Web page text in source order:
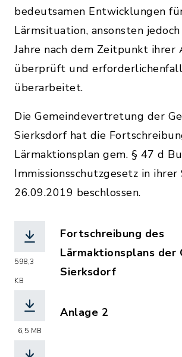
bedeutsamen Entwicklungen
Lärmsituation, ansonsten
Jahre nach dem Zeitpunkt
überprüft und
überarbeitet.
Die Gemeindevertretung der
Sierksdorf hat die
Lärmaktionsplan gem. § 47 d
Immissionsschutzgesetz in
26.09.2019 beschlossen.
598,3
KB
Fortschreibung des
Lärmaktionsplans der
Sierksdorf
6,5 MB
Anlage 2